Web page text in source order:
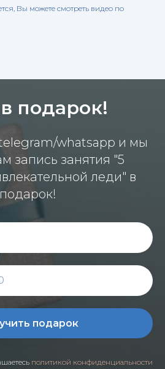
Вы можете смотреть видео по
подарок!
whatsapp и мы
запись занятия "5
леди" в
подарок!
подарок
политикой конфиденциальности